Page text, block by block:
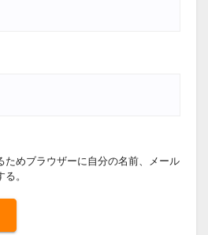
ためブラウザーに自分の名前、メール
。